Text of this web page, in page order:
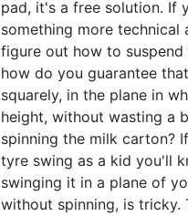
pad, it's a free solution. If
something more technical
figure out how to suspend
how do you guarantee
squarely, in the plane in
height, without wasting a
spinning the milk carton?
tyre swing as a kid you'll
swinging it in a plane of
without spinning, is tricky.